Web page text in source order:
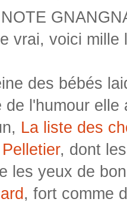
vrai, voici
des bébés
de l'humour
La liste des
, dont
les yeux de
, fort comme